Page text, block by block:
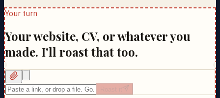
Your turn
Your website, CV, or whatever you
made. I'll roast that too.